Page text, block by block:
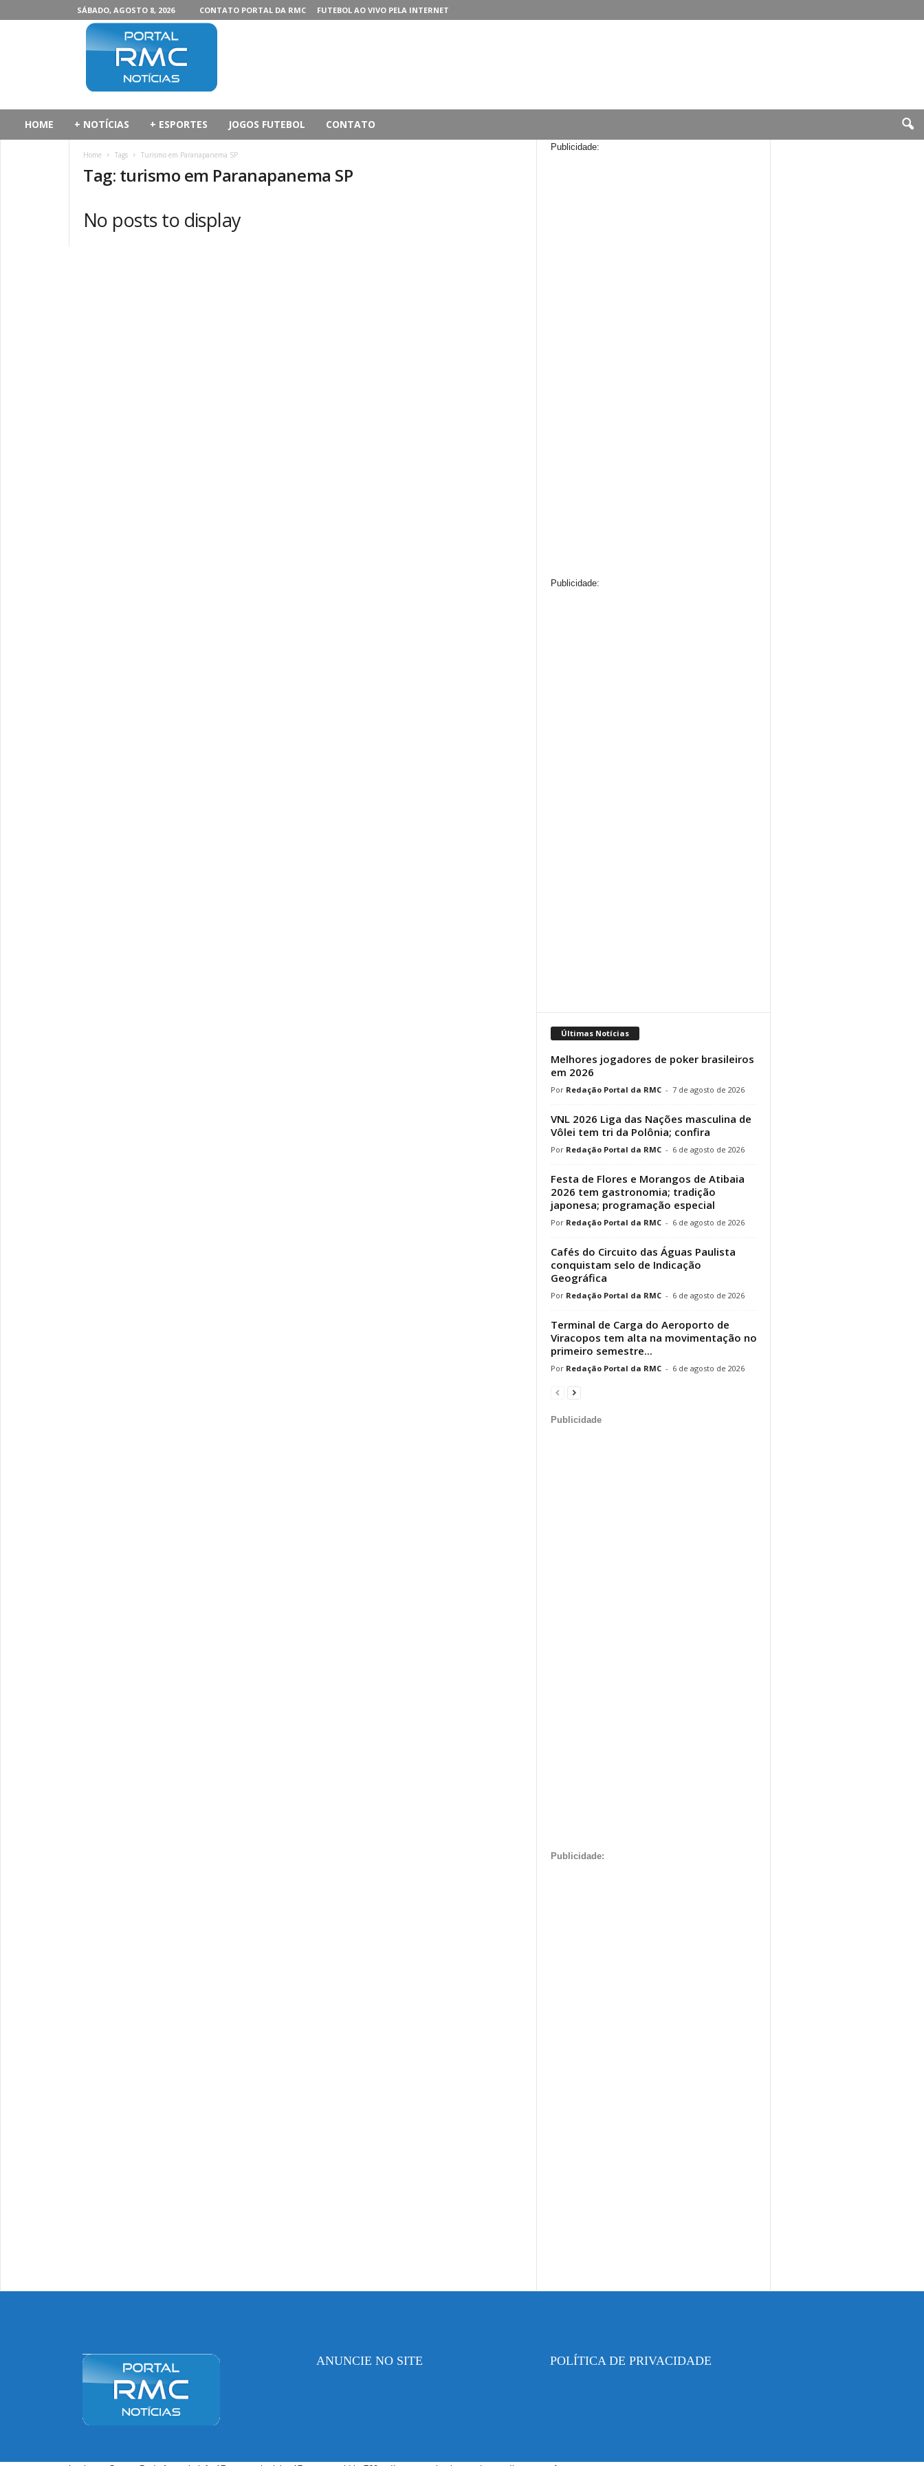
SÁBADO, AGOSTO 8, 2026 CONTATO PORTAL DA RMC FUTEBOL AO VIVO PELA INTERNET
HOME + NOTÍCIAS + ESPORTES JOGOS FUTEBOL CONTATO
Home Tags Turismo em Paranapanema SP
Tag: turismo em Paranapanema SP
No posts to display
Publicidade:
Publicidade:
Últimas Notícias
Melhores jogadores de poker brasileiros
em 2026
Redação Portal da RMC - 7 de agosto de 2026
VNL 2026 Liga das Nações masculina de
Vôlei tem tri da Polônia; confira
Redação Portal da RMC - 6 de agosto de 2026
Festa de Flores e Morangos de Atibaia
2026 tem gastronomia; tradição
japonesa; programação especial
Redação Portal da RMC - 6 de agosto de 2026
Cafés do Circuito das Águas Paulista
conquistam selo de Indicação
Geográfica
Redação Portal da RMC - 6 de agosto de 2026
Terminal de Carga do Aeroporto de
Viracopos tem alta na movimentação no
primeiro semestre...
Redação Portal da RMC - 6 de agosto de 2026
Publicidade
Publicidade:
ANUNCIE NO SITE POLÍTICA DE PRIVACIDADE